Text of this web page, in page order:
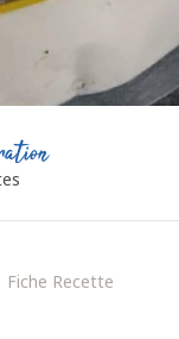
Fiche Recette